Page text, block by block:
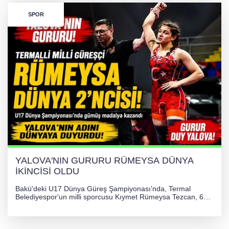
SPOR
YALOVA'NIN GURURU RÜMEYSA DÜNYA
İKİNCİSİ OLDU
Bakü'deki U17 Dünya Güreş Şampiyonası'nda, Termal
Belediyespor'un milli sporcusu Kıymet Rümeysa Tezcan, 69